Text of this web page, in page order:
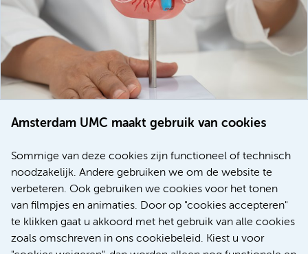
Amsterdam UMC maakt gebruik van cookies
Sommige van deze cookies zijn functioneel of technisch
noodzakelijk. Andere gebruiken we om de website te
verbeteren. Ook gebruiken we cookies voor het tonen
van filmpjes en animaties. Door op "cookies accepteren"
te klikken gaat u akkoord met het gebruik van alle cookies
zoals omschreven in ons cookiebeleid. Kiest u voor
voor patiënten met alvleesklierkanker verbeteren